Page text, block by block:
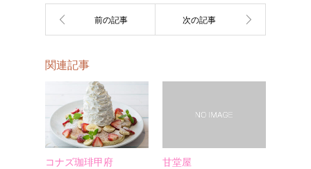
関連記事
コナズ珈琲甲府 甘堂屋